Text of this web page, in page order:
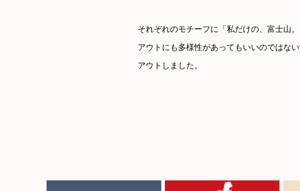
それぞれのモチーフに「私だけの、富士山
アウトにも多様性があってもいいのではな
アウトしました。